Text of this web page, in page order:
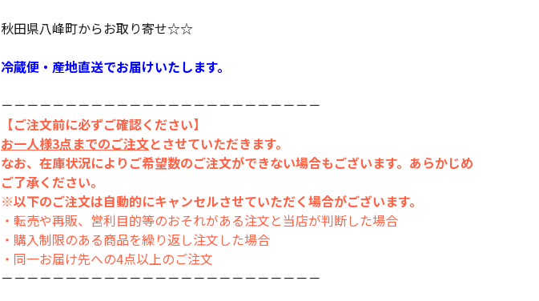
秋田県八峰町からお取り寄せ☆☆
冷蔵便・産地直送でお届けいたします。
－－－－－－－－－－－－－－－－－－－－－－－－－
【ご注文前に必ずご確認ください】
お一人様3点までのご注文とさせていただきます。
なお、在庫状況によりご希望数のご注文ができない場合もございます。あらかじめ
ご了承ください。
※以下のご注文は自動的にキャンセルさせていただく場合がございます。
・転売や再販、営利目的等のおそれがある注文と当店が判断した場合
・購入制限のある商品を繰り返し注文した場合
・同一お届け先への4点以上のご注文
－－－－－－－－－－－－－－－－－－－－－－－－－